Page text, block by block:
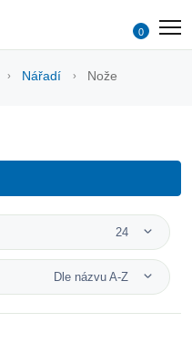
0
Nářadí Nože
24
Dle názvu A-Z